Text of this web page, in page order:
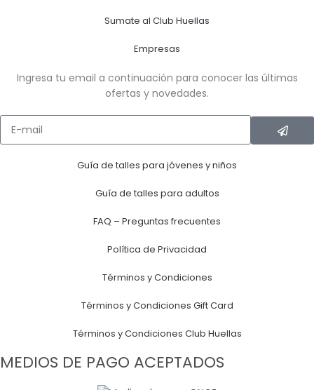
Sumate al Club Huellas
Empresas
Ingresa tu email a continuación para conocer las últimas
ofertas y novedades.
Guía de talles para jóvenes y niños
Guía de talles para adultos
FAQ – Preguntas frecuentes
Política de Privacidad
Términos y Condiciones
Términos y Condiciones Gift Card
Términos y Condiciones Club Huellas
MEDIOS DE PAGO ACEPTADOS